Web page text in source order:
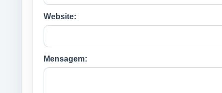
Website:
Mensagem: